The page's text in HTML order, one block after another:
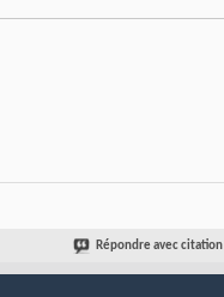
Répondre avec citation